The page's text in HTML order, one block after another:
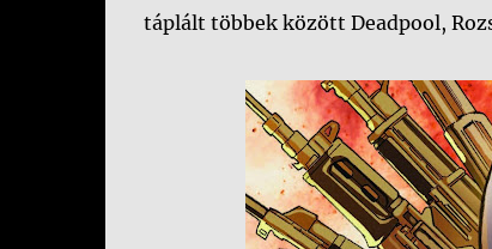
táplált többek között Deadpool,